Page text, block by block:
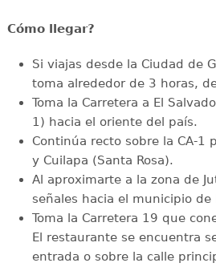
Cómo llegar?
Si viajas desde la Ciudad de
toma alrededor de 3 horas,
Toma la Carretera a El
1) hacia el oriente del país.
Continúa recto sobre la CA-1
y Cuilapa (Santa Rosa).
Al aproximarte a la zona de
señales hacia el municipio de
Toma la Carretera 19 que
El restaurante se encuentra
entrada o sobre la calle